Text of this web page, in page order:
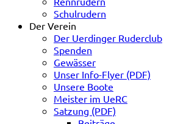
Schulrudern
Der Verein
Der Uerdinger Ruderclub
Spenden
Gewässer
Unser Info-Flyer (PDF)
Unsere Boote
Meister im UeRC
Satzung (PDF)